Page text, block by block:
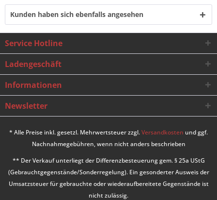
Kunden haben sich ebenfalls angesehen
Service Hotline
Ladengeschäft
Informationen
Newsletter
* Alle Preise inkl. gesetzl. Mehrwertsteuer zzgl.Versandkosten und ggf.
Nachnahmegebühren, wenn nicht anders beschrieben
** Der Verkauf unterliegt der Differenzbesteuerung gem. § 25a UStG
(Gebrauchtgegenstände/Sonderregelung). Ein gesonderter Ausweis der
Umsatzsteuer für gebrauchte oder wiederaufbereitete Gegenstände ist
nicht zulässig.